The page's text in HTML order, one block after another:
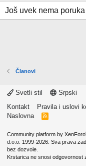
Još uvek nema
Članovi
Svetli stil
Srpski
Kontakt
Pravila i uslovi
Naslovna
R
Community platform by XenForo
d.o.o. 1999-2026. Sva prava
bez dozvole.
Krstarica ne snosi odgovornost